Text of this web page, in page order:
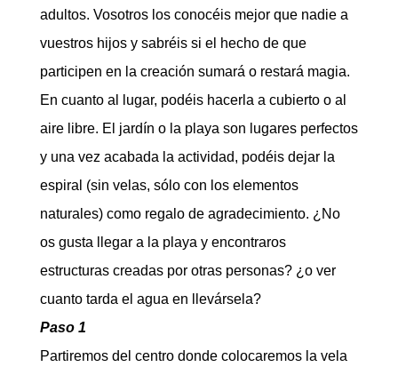
adultos. Vosotros los conocéis mejor que nadie a
vuestros hijos y sabréis si el hecho de que
participen en la creación sumará o restará magia.
En cuanto al lugar, podéis hacerla a cubierto o al
aire libre. El jardín o la playa son lugares perfectos
y una vez acabada la actividad, podéis dejar la
espiral (sin velas, sólo con los elementos
naturales) como regalo de agradecimiento. ¿No
os gusta llegar a la playa y encontraros
estructuras creadas por otras personas? ¿o ver
cuanto tarda el agua en llevársela?
Paso 1
Partiremos del centro donde colocaremos la vela